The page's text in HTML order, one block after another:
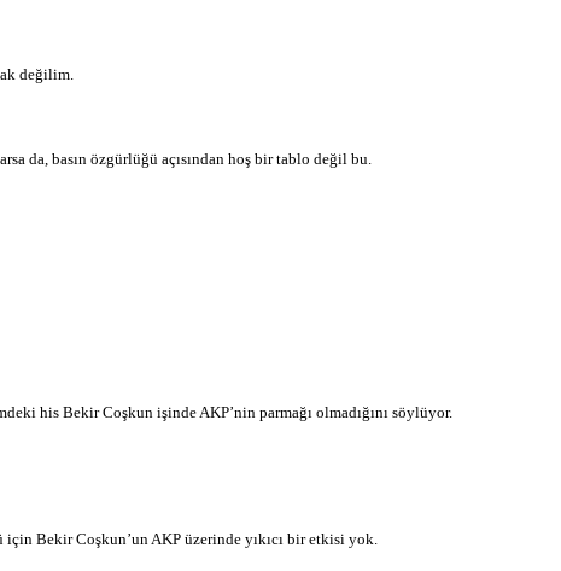
değilim.
da, basın özgürlüğü açısından hoş bir tablo değil bu.
his Bekir Coşkun işinde AKP’nin parmağı olmadığını söylüyor.
Bekir Coşkun’un AKP üzerinde yıkıcı bir etkisi yok.